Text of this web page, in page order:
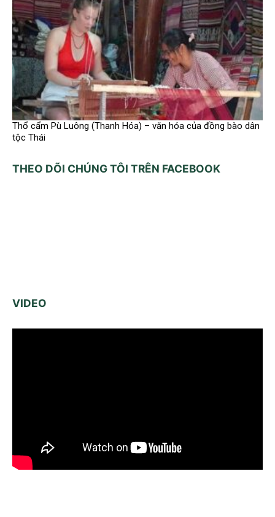
Thổ cẩm Pù Luông (Thanh Hóa) – văn hóa của đồng bào dân
tộc Thái
THEO DÕI CHÚNG TÔI TRÊN FACEBOOK
VIDEO